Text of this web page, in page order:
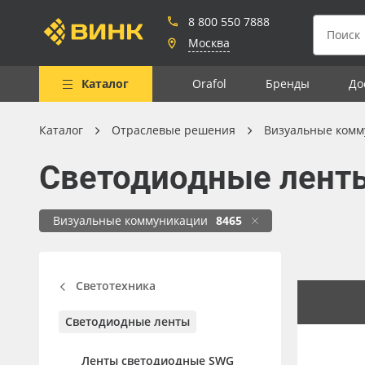
8 800 550 7888
Москва
Каталог Orafol Бренды
Весь каталог
Рулонные материалы
Листовые материалы
Клей, скотчи и крепёж
Мобильные конструкции и
Каталог Отраслевые решения Визуальные
Светодиодные
Визуальные коммуникации 8465
Светотехника
Светодиодные ленты
Ленты светодиодные SWG